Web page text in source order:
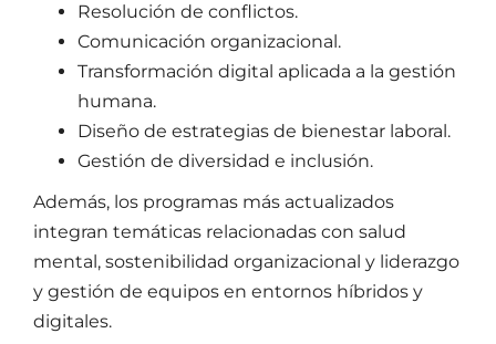
Resolución de conflictos.
Comunicación organizacional.
Transformación digital aplicada a la gestión
humana.
Diseño de estrategias de bienestar laboral.
Gestión de diversidad e inclusión.
Además, los programas más actualizados
integran temáticas relacionadas con salud
mental, sostenibilidad organizacional y liderazgo
y gestión de equipos en entornos híbridos y
digitales.